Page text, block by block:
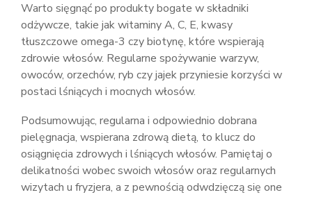
Warto sięgnąć po produkty bogate w składniki
odżywcze, takie jak witaminy A, C, E, kwasy
tłuszczowe omega-3 czy biotynę, które wspierają
zdrowie włosów. Regularne spożywanie warzyw,
owoców, orzechów, ryb czy jajek przyniesie korzyści w
postaci lśniących i mocnych włosów.
Podsumowując, regularna i odpowiednio dobrana
pielęgnacja, wspierana zdrową dietą, to klucz do
osiągnięcia zdrowych i lśniących włosów. Pamiętaj o
delikatności wobec swoich włosów oraz regularnych
wizytach u fryzjera, a z pewnością odwdzięczą się one